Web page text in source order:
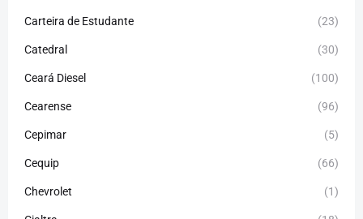
Carteira de Estudante (23)
Catedral (30)
Ceará Diesel (100)
Cearense (96)
Cepimar (5)
Cequip (66)
Chevrolet (1)